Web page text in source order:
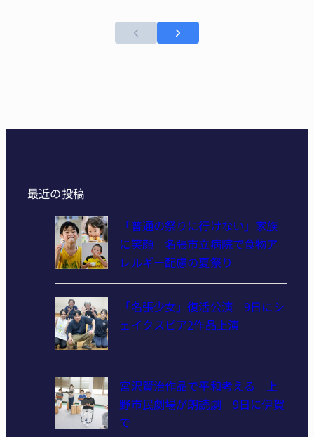
最近の投稿
「普通の祭りに行けない」家族
に笑顔 名張市立病院で食物ア
レルギー配慮の夏祭り
「名張少女」復活公演 9日にシ
ェイクスピア2作品上演
宮沢賢治作品で平和考える 上
野市民劇場が朗読劇 9日に伊賀
で